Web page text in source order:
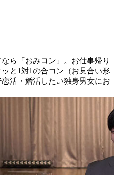
ら「おみコン」。お仕事帰り
と1対1の合コン（お見合い形
活・婚活したい独身男女にお